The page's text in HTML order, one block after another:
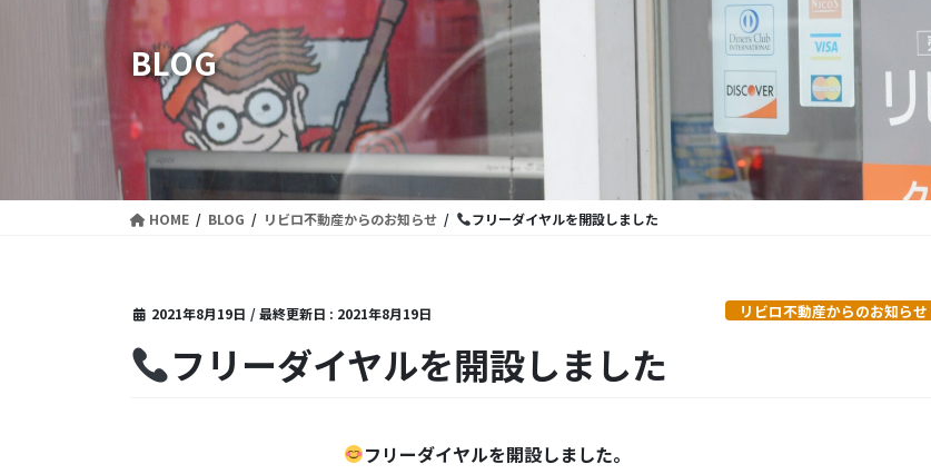
BLOG
HOME BLOG リビロ不動産からのお知らせ フリーダイヤルを開設しました
2021年8月19日 / 最終更新日 : 2021年8月19日 リビロ不動産からのお知らせ
フリーダイヤルを開設しました
フリーダイヤルを開設しました。